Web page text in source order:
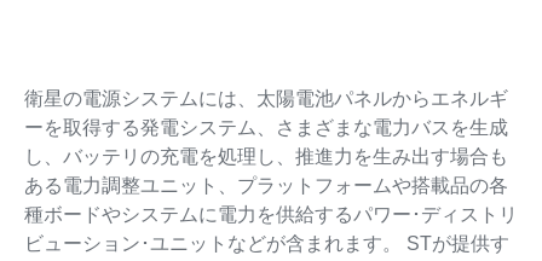
衛星の電源システムには、太陽電池パネルからエネルギ
ーを取得する発電システム、さまざまな電力バスを生成
し、バッテリの充電を処理し、推進力を生み出す場合も
ある電力調整ユニット、プラットフォームや搭載品の各
種ボードやシステムに電力を供給するパワー･ディストリ
ビューション･ユニットなどが含まれます。 STが提供す